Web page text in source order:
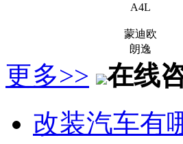
A4L
蒙迪欧
朗逸
更多>>
在线
改装汽车有